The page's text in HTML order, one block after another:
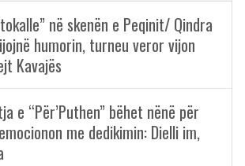
në skenën e Peqinit/ Qindra
humorin, turneu veror vijon
Kavajës
e “Për’Puthen” bëhet nënë për
me dedikimin: Dielli im,